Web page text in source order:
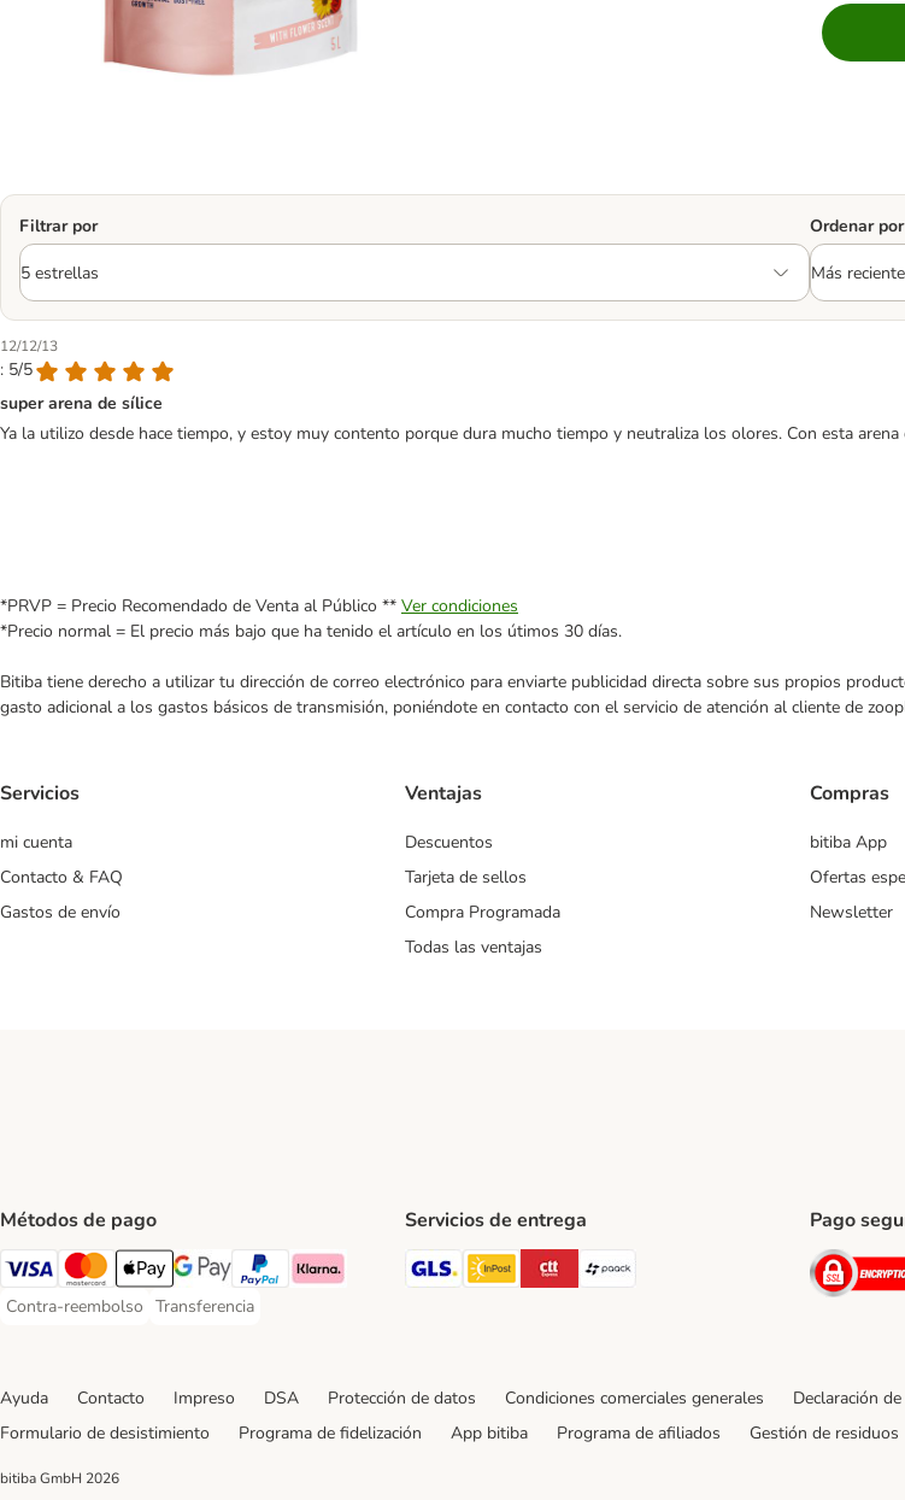
Filtrar por Ordenar por
12/12/13
: 5/5
super arena de sílice
Ya la utilizo desde hace tiempo, y estoy muy contento porque dura mucho tiempo y neutraliza los olores. Con esta
*PRVP = Precio Recomendado de Venta al Público ** Ver condiciones
*Precio normal = El precio más bajo que ha tenido el artículo en los útimos 30 días.
Bitiba tiene derecho a utilizar tu dirección de correo electrónico para enviarte publicidad directa sobre sus propios
gasto adicional a los gastos básicos de transmisión, poniéndote en contacto con el servicio de atención al cliente de
Servicios
mi cuenta
Contacto & FAQ
Gastos de envío
Ventajas
Descuentos
Tarjeta de sellos
Compra Programada
Todas las ventajas
Compras
bitiba App
Ofertas
Newsletter
Métodos de pago
Visa Payment Method
Mastercard Payment Method
Apple Pay Payment Method
Google Pay Payment Method
PayPal Payment Method
Klarna Payment Method
Contra-reembolso
Contra-reembolso Payment Method
Transferencia
Transferencia Payment Method
Servicios de entrega
GLS Shipping Method
InPost Shipping Method
CTTExpress Shipping Method
paack Shipping Method
Pago
Ayuda Contacto Impreso DSA Protección de datos Condiciones comerciales generales Declaración
Formulario de desistimiento
Programa de fidelización App bitiba Programa de afiliados Gestión de residuos
bitiba GmbH 2026